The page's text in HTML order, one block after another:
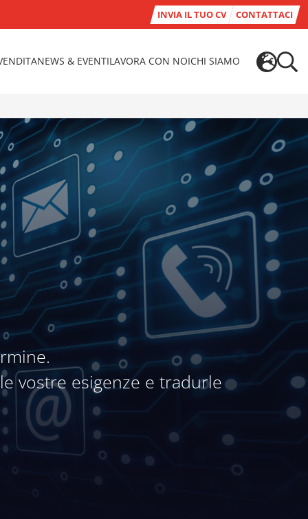
INVIA IL TUO CV CONTATTACI
NEWS & EVENTILAVORA CON NOICHI SIAMO
vostre esigenze e tradurle